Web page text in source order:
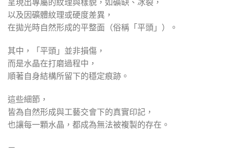
以及因礦體紋理或硬度差異，
在拋光時自然形成的平整面（俗稱「平頭」）。
其中，「平頭」並非損傷，
而是水晶在打磨過程中，
順著自身結構所留下的穩定痕跡。
這些細節，
皆為自然形成與工藝交會下的真實印記，
也讓每一顆水晶，都成為無法被複製的存在。
－